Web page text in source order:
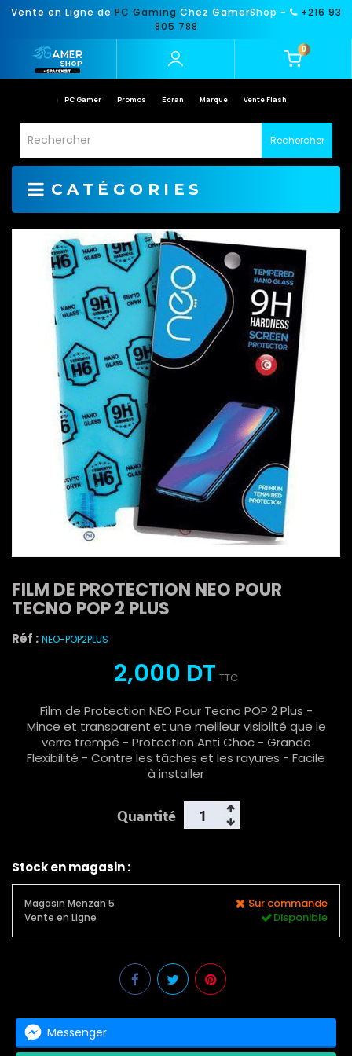
Vente en Ligne de PC Gaming Chez GamerShop -
+216 93
805 788
0
PC Gamer Promos Ecran Marque Vente Flash
Rechercher
CATÉGORIES
FILM DE PROTECTION NEO POUR
TECNO POP 2 PLUS
Réf : NEO-POP2PLUS
2,000 DT TTC
Film de Protection NEO Pour Tecno POP 2 Plus -
Mince et transparentet une meilleur visibilté que le
verre trempé - Protection Anti Choc - Grande
Flexibilité - Contre les tâches et les rayures - Facile
à installer
Quantité
Stock en magasin :
Magasin Menzah 5 Sur commande
Vente en Ligne Disponible
Messenger